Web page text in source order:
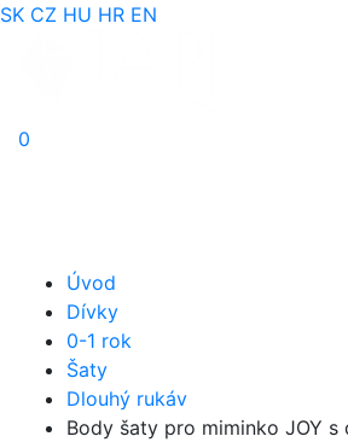
SK CZ HU HR EN
0
Úvod
Dívky
0-1 rok
Šaty
Dlouhý rukáv
Body šaty pro miminko JOY s